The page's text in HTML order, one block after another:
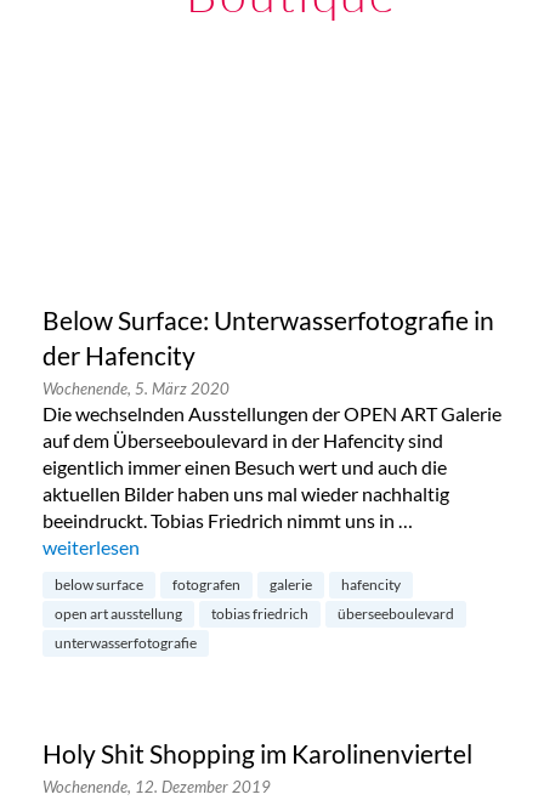
Below Surface: Unterwasserfotografie in
der Hafencity
Wochenende, 5. März 2020
Die wechselnden Ausstellungen der OPEN ART Galerie
auf dem Überseeboulevard in der Hafencity sind
eigentlich immer einen Besuch wert und auch die
aktuellen Bilder haben uns mal wieder nachhaltig
beeindruckt. Tobias Friedrich nimmt uns in …
„Below Surface: Unterwasserfotografie in der Hafencity“
weiterlesen
below surface fotografen galerie
hafencity
open art ausstellung
tobias friedrich
überseeboulevard
unterwasserfotografie
Holy Shit Shopping im Karolinenviertel
Wochenende, 12. Dezember 2019